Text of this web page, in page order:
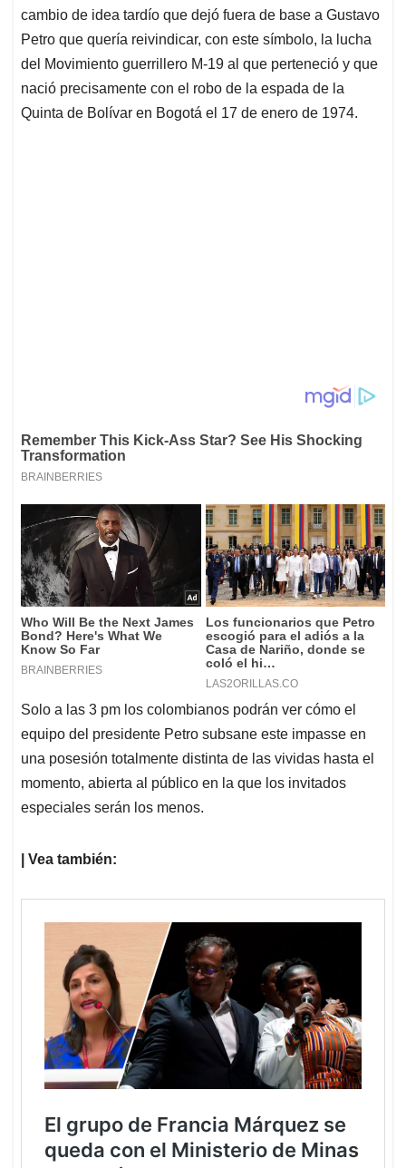
cambio de idea tardío que dejó fuera de base a Gustavo
Petro que quería reivindicar, con este símbolo, la lucha
del Movimiento guerrillero M-19 al que perteneció y que
nació precisamente con el robo de la espada de la
Quinta de Bolívar en Bogotá el 17 de enero de 1974.
Solo a las 3 pm los colombianos podrán ver cómo el
equipo del presidente Petro subsane este impasse en
una posesión totalmente distinta de las vividas hasta el
momento, abierta al público en la que los invitados
especiales serán los menos.
| Vea también: